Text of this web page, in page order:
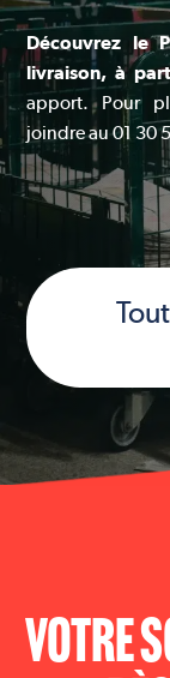
Découvrez le
livraison, à
apport. Pour
joindre au 01 30
VOTRE